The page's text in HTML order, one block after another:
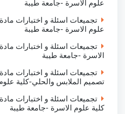
علوم الاسرة -جامعة طيبة
تجميعات اسئلة و اختبارات
علوم الاسرة -جامعة طيبة
تجميعات اسئلة و اختبارات
الاسرة -جامعة طيبة
تصميم الملابس والحلي-كلية
تجميعات اسئلة و اختبارات
كلية علوم الاسرة -جامعة طيبة